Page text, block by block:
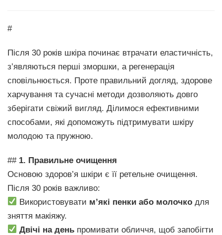
#
Після 30 років шкіра починає втрачати еластичність,
з’являються перші зморшки, а регенерація
сповільнюється. Проте правильний догляд, здорове
харчування та сучасні методи дозволяють довго
зберігати свіжий вигляд. Ділимося ефективними
способами, які допоможуть підтримувати шкіру
молодою та пружною.
## 1. Правильне очищення
Основою здоров’я шкіри є її ретельне очищення.
Після 30 років важливо:
Використовувати м’які пенки або молочко для
зняття макіяжу.
Двічі на день промивати обличчя, щоб запобігти